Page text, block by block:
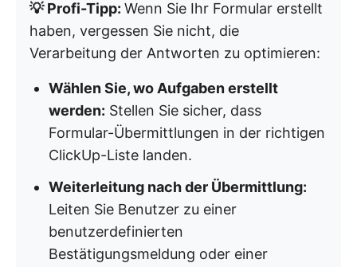
💡 Profi-Tipp: Wenn Sie Ihr Formular erstellt
haben, vergessen Sie nicht, die
Verarbeitung der Antworten zu optimieren:
Wählen Sie, wo Aufgaben erstellt
werden: Stellen Sie sicher, dass
Formular-Übermittlungen in der richtigen
ClickUp-Liste landen.
Weiterleitung nach der Übermittlung:
Leiten Sie Benutzer zu einer
benutzerdefinierten
Bestätigungsmeldung oder einer